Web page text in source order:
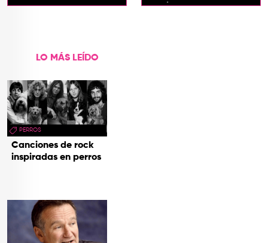
concierto
LO MÁS LEÍDO
PERROS
Canciones de rock
inspiradas en perros